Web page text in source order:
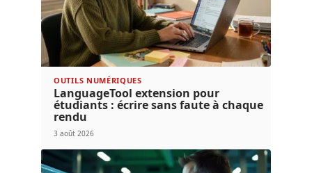
OUTILS NUMÉRIQUES
LanguageTool extension pour
étudiants : écrire sans faute à chaque
rendu
3 août 2026